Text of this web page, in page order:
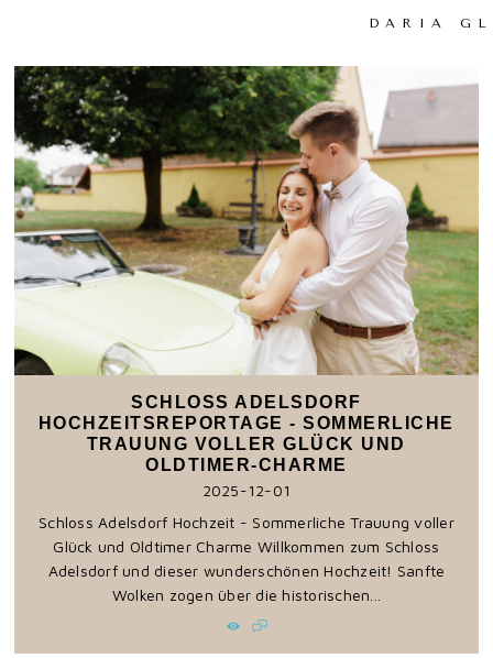
DARIA
SCHLOSS ADELSDORF
HOCHZEITSREPORTAGE - SOMMERLICHE
TRAUUNG VOLLER GLÜCK UND
OLDTIMER-CHARME
2025-12-01
Schloss Adelsdorf Hochzeit - Sommerliche Trauung voller
Glück und Oldtimer Charme Willkommen zum Schloss
Adelsdorf und dieser wunderschönen Hochzeit! Sanfte
Wolken zogen über die historischen...